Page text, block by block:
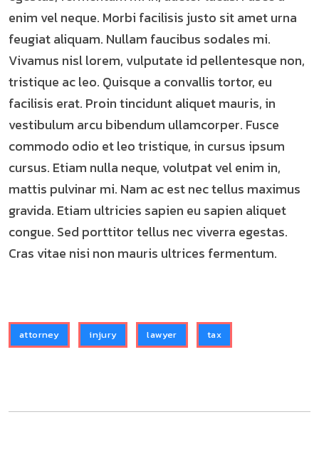
enim vel neque. Morbi facilisis justo sit amet urna
feugiat aliquam. Nullam faucibus sodales mi.
Vivamus nisl lorem, vulputate id pellentesque non,
tristique ac leo. Quisque a convallis tortor, eu
facilisis erat. Proin tincidunt aliquet mauris, in
vestibulum arcu bibendum ullamcorper. Fusce
commodo odio et leo tristique, in cursus ipsum
cursus. Etiam nulla neque, volutpat vel enim in,
mattis pulvinar mi. Nam ac est nec tellus maximus
gravida. Etiam ultricies sapien eu sapien aliquet
congue. Sed porttitor tellus nec viverra egestas.
Cras vitae nisi non mauris ultrices fermentum.
attorney injury lawyer tax